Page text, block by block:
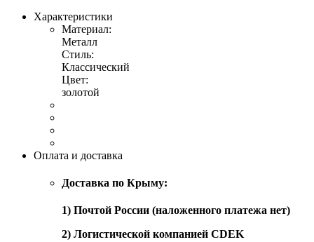
Характеристики
Материал:
Металл
Стиль:
Классический
Цвет:
золотой
Оплата и доставка
Доставка по Крыму:
1) Почтой России (наложенного платежа нет)
2) Логистической компанией CDEK